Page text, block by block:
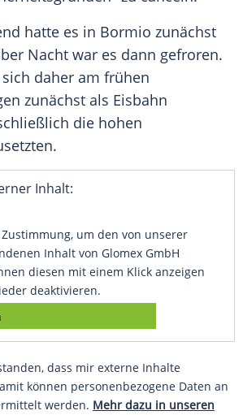
hatte es in Bormio zunächst
Nacht war es dann gefroren.
daher am frühen
zunächst als Eisbahn
die hohen
Inhalt:
um den von unserer
Inhalt von Glomex GmbH
diesen mit einem Klick anzeigen
deaktivieren.
dass mir externe Inhalte
können personenbezogene Daten an
werden. Mehr dazu in unseren